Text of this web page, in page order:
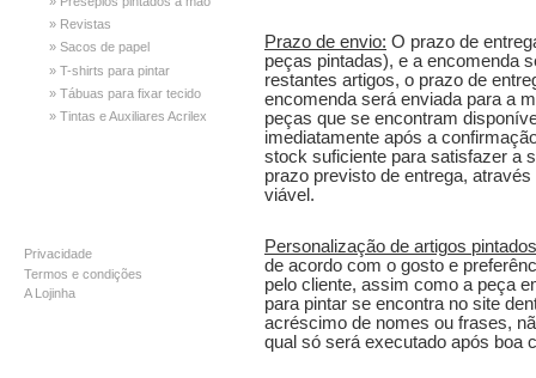
» Revistas
» Sacos de papel
» T-shirts para pintar
» Tábuas para fixar tecido
» Tintas e Auxiliares Acrilex
Privacidade
Termos e condições
A Lojinha
Prazo de envio: O prazo de
peças pintadas), e a encomenda
restantes artigos, o prazo de
encomenda será enviada para a
peças que se encontram
imediatamente após a
stock suficiente para satisfazer a
prazo previsto de entrega,
viável.
Personalização de artigos
de acordo com o gosto e
pelo cliente, assim como a peça
para pintar se encontra no site
acréscimo de nomes ou frases,
qual só será executado após boa